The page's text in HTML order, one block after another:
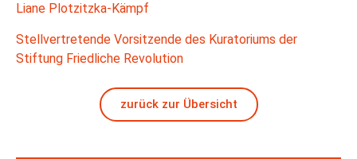
Liane Plotzitzka-Kämpf
Stellvertretende Vorsitzende des Kuratoriums der
Stiftung Friedliche Revolution
zurück zur Übersicht